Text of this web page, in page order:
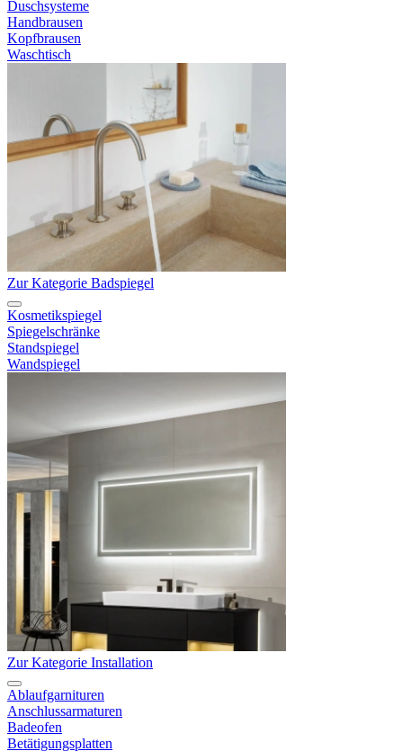
Duschsysteme
Handbrausen
Kopfbrausen
Waschtisch
Zur Kategorie Badspiegel
Kosmetikspiegel
Spiegelschränke
Standspiegel
Wandspiegel
Zur Kategorie Installation
Ablaufgarnituren
Anschlussarmaturen
Badeofen
Betätigungsplatten